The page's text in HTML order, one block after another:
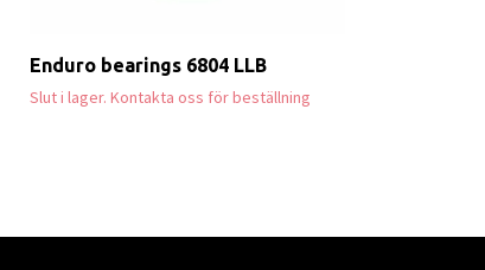
Enduro bearings 6804 LLB
Slut i lager. Kontakta oss för beställning